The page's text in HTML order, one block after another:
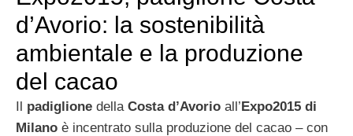
d’Avorio: la sostenibilità
ambientale e la produzione
del cacao
Il padiglione della Costa d’Avorio all’Expo2015 di
Milano è incentrato sulla produzione del cacao – con